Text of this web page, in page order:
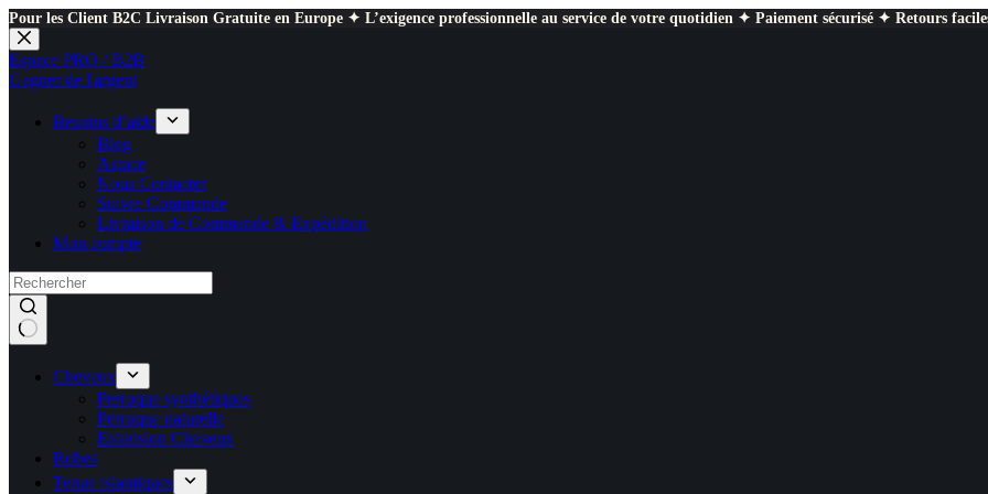
Pour les Client B2C Livraison Gratuite en Europe ✦ L’exigence professionnelle au service de votre quotidien ✦ Paiement sécurisé ✦ Retours
Passer
au
contenu
Espace PRO / B2B
Gagner de l'argent
Besoins d’aide
Blog
Astuce
Nous Contacter
Suivre Commande
Livraison de Commande & Expédition
Mon compte
Cheveux
Perruque synthétiques
Perruque naturelle
Extension Cheveux
Robes
Tenue islamiques